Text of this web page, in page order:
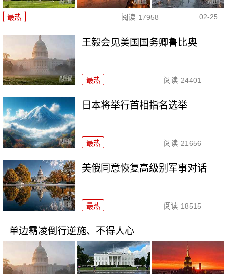
最热 阅读 17958 02-25
王毅会见美国国务卿鲁比奥
最热 阅读 24401
日本将举行首相指名选举
最热 阅读 21656
美俄同意恢复高级别军事对话
最热 阅读 18515
单边霸凌倒行逆施、不得人心